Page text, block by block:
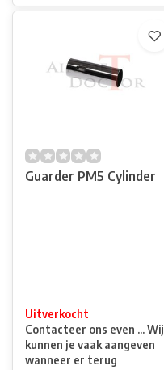
Guarder PM5 Cylinder
Uitverkocht
Contacteer ons even ... Wij
kunnen je vaak aangeven
wanneer er terug